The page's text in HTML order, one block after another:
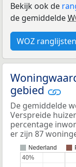
Bekijk ook de
de gemiddelde
WOZ ranglijsten
gebied
De gemiddelde
Verspreide
percentage
er zijn 87
Nederland
40%
40%